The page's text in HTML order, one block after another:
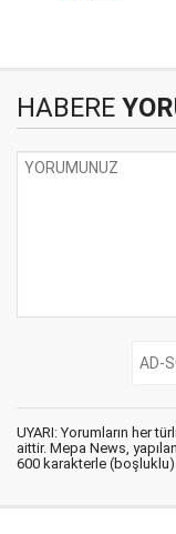
HABERE
UYARI: Yorumların her
aittir. Mepa News,
600 karakterle (boşluklu)